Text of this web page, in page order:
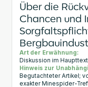
Über die
Chancen und
Art der Erwähnung:
Diskussion im Haupttext
Hinweis zur
Begutachteter Artikel;
exakter Minespider-